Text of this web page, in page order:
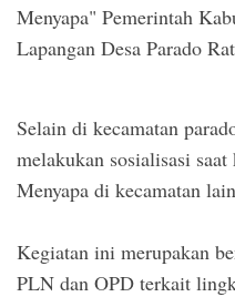
Menyapa" Pemerintah
Lapangan Desa Parado
Selain di kecamatan
melakukan sosialisasi saat
Menyapa di kecamatan
Kegiatan ini merupakan
PLN dan OPD terkait